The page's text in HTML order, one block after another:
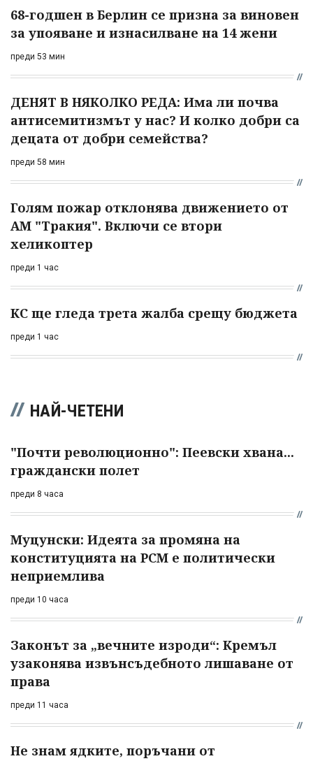
68-годшен в Берлин се призна за виновен
за упояване и изнасилване на 14 жени
преди 53 мин
ДЕНЯТ В НЯКОЛКО РЕДА: Има ли почва
антисемитизмът у нас? И колко добри са
децата от добри семейства?
преди 58 мин
Голям пожар отклонява движението от
АМ "Тракия". Включи се втори
хеликоптер
преди 1 час
КС ще гледа трета жалба срещу бюджета
преди 1 час
НАЙ-ЧЕТЕНИ
"Почти революционно": Пеевски хвана...
граждански полет
преди 8 часа
Муцунски: Идеята за промяна на
конституцията на РСМ е политически
неприемлива
преди 10 часа
Законът за „вечните изроди“: Кремъл
узаконява извънсъдебното лишаване от
права
преди 11 часа
Не знам ядките, поръчани от